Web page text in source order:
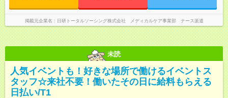
掲載元企業名 日研トータルソーシング株式会社 メディカルケア事業部 ナース派遣
未読
人気イベントも！好きな場所で働けるイベントス
タッフ☆来社不要！働いたその日に給料もらえる
日払い/T1